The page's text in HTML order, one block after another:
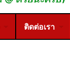
ติดต่อเรา